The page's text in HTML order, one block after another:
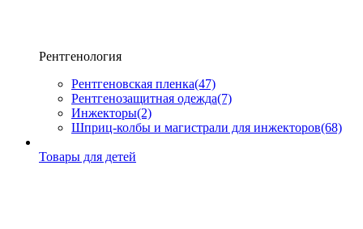
Рентгенология
Рентгеновская пленка(47)
Рентгенозащитная одежда(7)
Инжекторы(2)
Шприц-колбы и магистрали для инжекторов(68)
Товары для детей